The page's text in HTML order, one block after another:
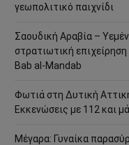
γεωπολιτικό παιχνίδι
Σαουδική Αραβία –
στρατιωτική
Bab al-Mandab
Φωτιά στη Δυτική
Εκκενώσεις με 112 και
Μέγαρα: Γυναίκα